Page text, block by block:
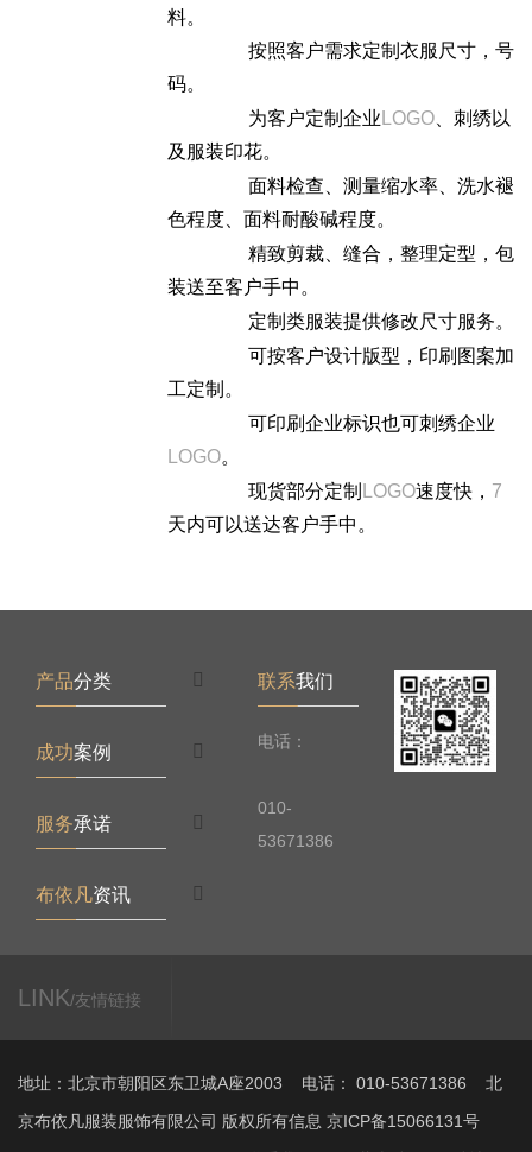
料。
按照客户需求定制衣服尺寸，号
码。
为客户定制企业 LOGO 、刺绣以
及服装印花。
面料检查、测量缩水率、洗水褪
色程度、面料耐酸碱程度。
精致剪裁、缝合，整理定型，包
装送至客户手中。
定制类服装提供修改尺寸服务。
可按客户设计版型，印刷图案加
工定制。
可印刷企业标识也可刺绣企业
LOGO。
现货部分定制
LOGO速度快， 7
天内可以送达客户手中。
产品分类
成功案例
服务承诺
布依凡资讯
联系我们
电话：
010-
53671386
LINK/友情链接
地址：北京市朝阳区东卫城A座2003 电话： 010-53671386 北
京布依凡服装服饰有限公司 版权所有信息 京ICP备15066131号